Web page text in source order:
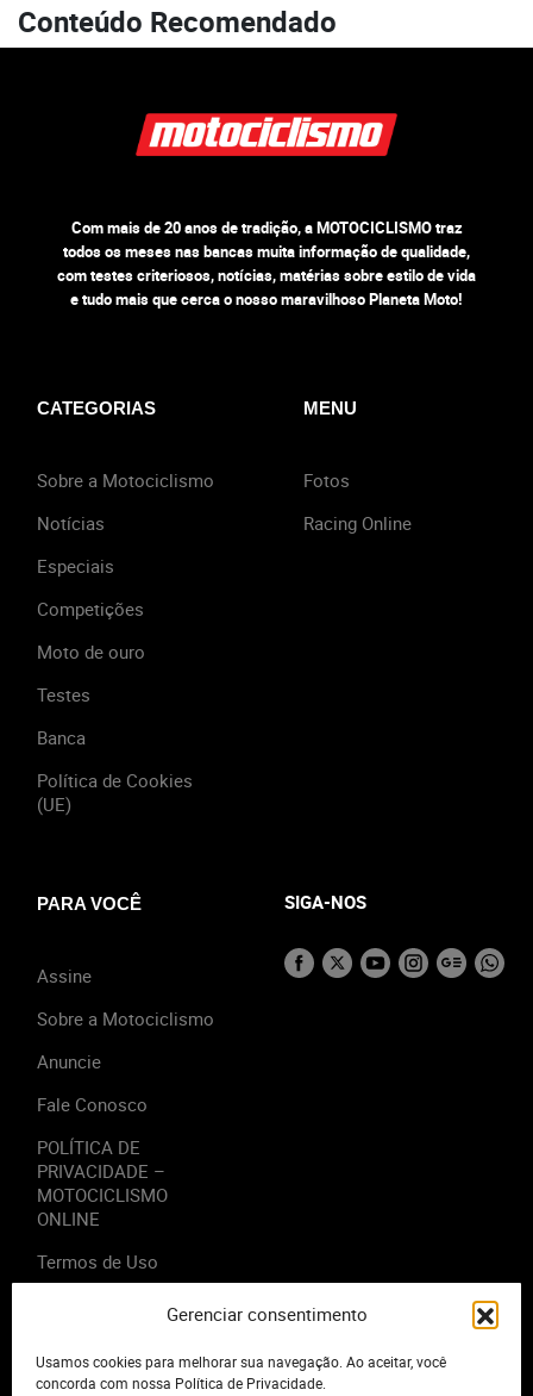
Gerenciar consentimento
Usamos cookies para melhorar sua navegação. Ao aceitar, você
concorda com nossa Política de Privacidade.
Conteúdo Recomendado
Com mais de 20 anos de tradição, a MOTOCICLISMO traz
todos os meses nas bancas muita informação de qualidade,
com testes criteriosos, notícias, matérias sobre estilo de vida
e tudo mais que cerca o nosso maravilhoso Planeta Moto!
CATEGORIAS
Sobre a Motociclismo
Notícias
Especiais
Competições
Moto de ouro
Testes
Banca
Política de Cookies
(UE)
MENU
Fotos
Racing Online
PARA VOCÊ
Assine
Sobre a Motociclismo
Anuncie
Fale Conosco
POLÍTICA DE
PRIVACIDADE –
MOTOCICLISMO
ONLINE
Termos de Uso
SIGA-NOS
2023 - Editora Motor Midia. Todos os direitos reservados.